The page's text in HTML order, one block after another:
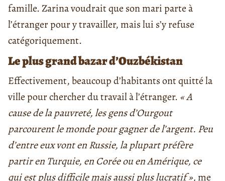
famille. Zarina voudrait que son mari parte à
l’étranger pour y travailler, mais lui s’y refuse
catégoriquement.
Le plus grand bazar d’Ouzbékistan
Effectivement, beaucoup d’habitants ont quitté la
ville pour chercher du travail à l’étranger. « A
cause de la pauvreté, les gens d’Ourgout
parcourent le monde pour gagner de l’argent. Peu
d’entre eux vont en Russie, la plupart préfère
partir en Turquie, en Corée ou en Amérique, ce
qui est plus difficile mais aussi plus lucratif »,me